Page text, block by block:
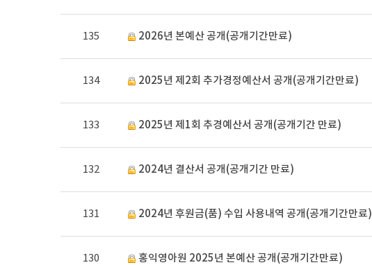
135 2026년 본예산 공개(공개기간만료)
134 2025년 제2회 추가경정예산서 공개(공개기간만료)
133 2025년 제1회 추경예산서 공개(공개기간 만료)
132 2024년 결산서 공개(공개기간 만료)
131 2024년 후원금(품) 수입 사용내역 공개(공개기간만료)
130 홍익영아원 2025년 본예산 공개(공개기간만료)